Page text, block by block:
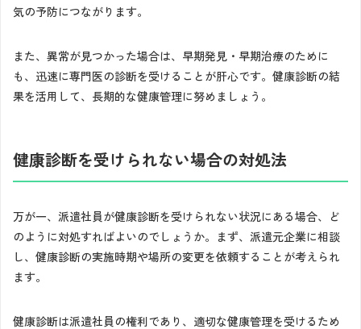
気の予防につながります。
また、異常が見つかった場合は、早期発見・早期治療のために
も、迅速に専門医の診断を受けることが肝心です。健康診断の結
果を活用して、長期的な健康管理に努めましょう。
健康診断を受けられない場合の対処法
万が一、派遣社員が健康診断を受けられない状況にある場合、ど
のように対処すればよいのでしょうか。まず、派遣元企業に相談
し、健康診断の実施時期や場所の変更を依頼することが考えられ
ます。
健康診断は派遣社員の権利であり、適切な健康管理を受けるため